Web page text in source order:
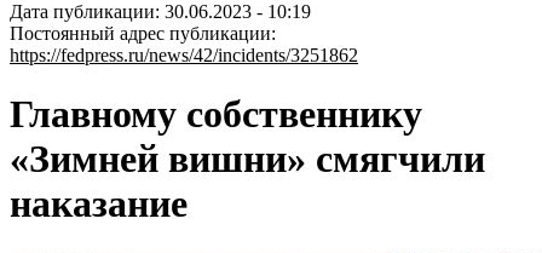
Дата публикации: 30.06.2023 - 10:19
Постоянный адрес публикации:
https://fedpress.ru/news/42/incidents/3251862
Главному собственнику
«Зимней вишни» смягчили
наказание